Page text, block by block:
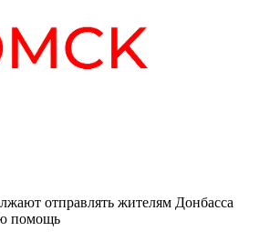
отправлять жителям Донбасса
помощь